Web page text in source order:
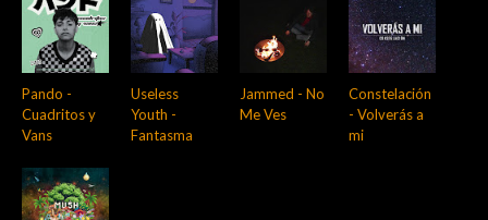
Pando -
Cuadritos y
Vans
Useless
Youth -
Fantasma
Jammed - No
Me Ves
Constelación
- Volverás a
mi